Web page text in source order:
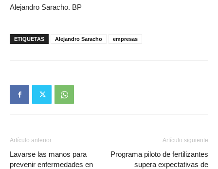
Alejandro Saracho. BP
ETIQUETAS Alejandro Saracho empresas
Artículo anterior
Lavarse las manos para
prevenir enfermedades en
Artículo siguiente
Programa piloto de fertilizantes
supera expectativas de